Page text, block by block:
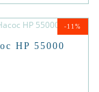
-11%
HP 55000